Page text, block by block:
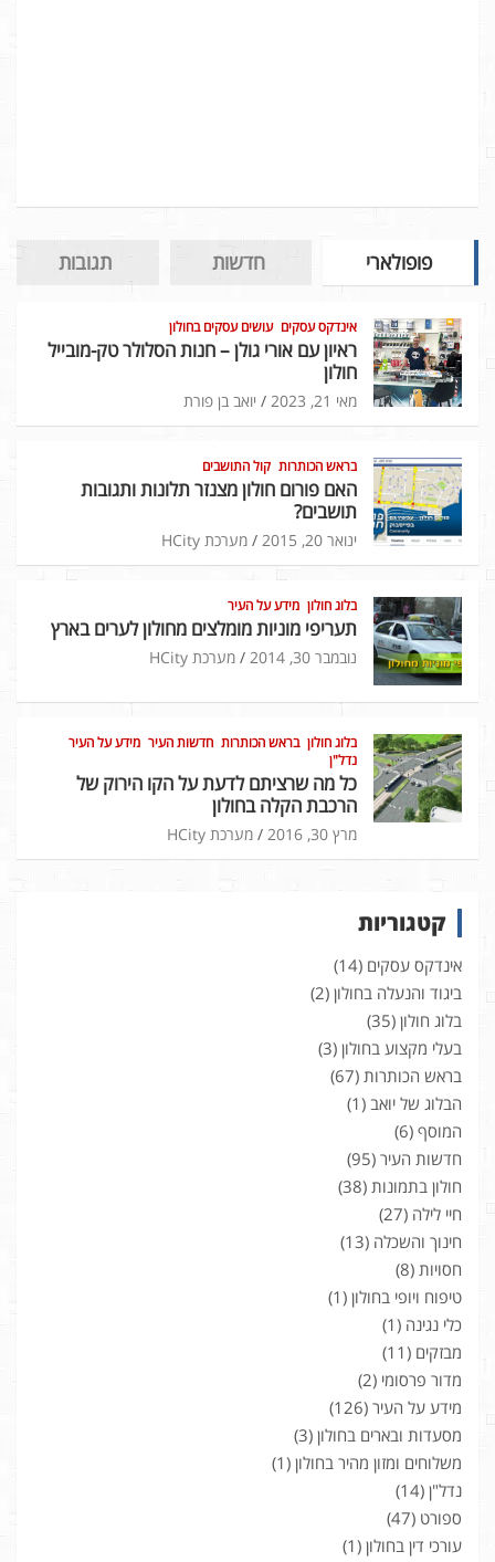
פופולארי חדשות תגובות
אינדקס עסקים עושים עסקים בחולון
ראיון עם אורי גולן – חנות הסלולר טק-מובייל
חולון
מאי 21, 2023 יואב בן פורת
בראש הכותרות קול התושבים
האם פורום חולון מצנזר תלונות ותגובות
תושבים?
ינואר 20, 2015 מערכת HCity
בלוג חולון מידע על העיר
תעריפי מוניות מומלצים מחולון לערים בארץ
נובמבר 30, 2014 מערכת HCity
בלוג חולון בראש הכותרות חדשות העיר מידע על העיר
נדל"ן
כל מה שרציתם לדעת על הקו הירוק של
הרכבת הקלה בחולון
מרץ 30, 2016 מערכת HCity
קטגוריות
אינדקס עסקים (14)
ביגוד והנעלה בחולון (2)
בלוג חולון (35)
בעלי מקצוע בחולון (3)
בראש הכותרות (67)
הבלוג של יואב (1)
המוסף (6)
חדשות העיר (95)
חולון בתמונות (38)
חיי לילה (27)
חינוך והשכלה (13)
חסויות (8)
טיפוח ויופי בחולון (1)
כלי נגינה (1)
מבזקים (11)
מדור פרסומי (2)
מידע על העיר (126)
מסעדות ובארים בחולון (3)
משלוחים ומזון מהיר בחולון (1)
נדל"ן (14)
ספורט (47)
עורכי דין בחולון (1)